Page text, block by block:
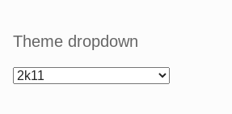
Theme dropdown